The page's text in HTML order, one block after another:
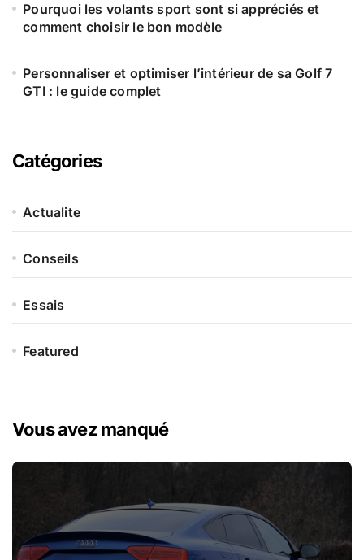
Pourquoi les volants sport sont si appréciés et
comment choisir le bon modèle
Personnaliser et optimiser l’intérieur de sa Golf 7
GTI : le guide complet
Catégories
Actualite
Conseils
Essais
Featured
Vous avez manqué